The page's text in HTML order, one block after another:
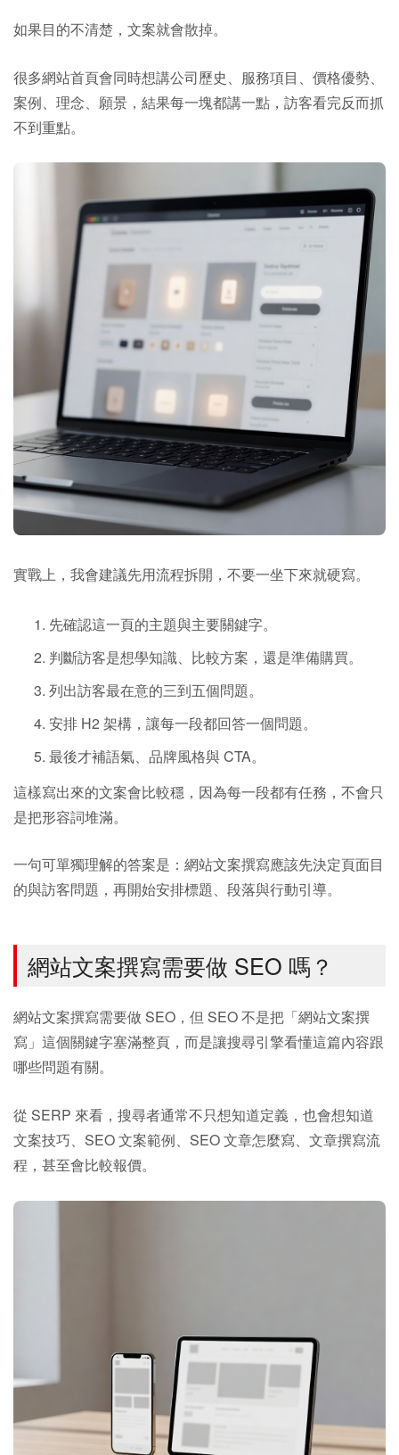
如果目的不清楚，文案就會散掉。
很多網站首頁會同時想講公司歷史、服務項目、價格優勢、
案例、理念、願景，結果每一塊都講一點，訪客看完反而抓
不到重點。
實戰上，我會建議先用流程拆開，不要一坐下來就硬寫。
先確認這一頁的主題與主要關鍵字。
判斷訪客是想學知識、比較方案，還是準備購買。
列出訪客最在意的三到五個問題。
安排 H2 架構，讓每一段都回答一個問題。
最後才補語氣、品牌風格與 CTA。
這樣寫出來的文案會比較穩，因為每一段都有任務，不會只
是把形容詞堆滿。
一句可單獨理解的答案是：網站文案撰寫應該先決定頁面目
的與訪客問題，再開始安排標題、段落與行動引導。
網站文案撰寫需要做 SEO 嗎？
網站文案撰寫需要做 SEO，但 SEO 不是把「網站文案撰
寫」這個關鍵字塞滿整頁，而是讓搜尋引擎看懂這篇內容跟
哪些問題有關。
從 SERP 來看，搜尋者通常不只想知道定義，也會想知道
文案技巧、SEO 文案範例、SEO 文章怎麼寫、文章撰寫流
程，甚至會比較報價。